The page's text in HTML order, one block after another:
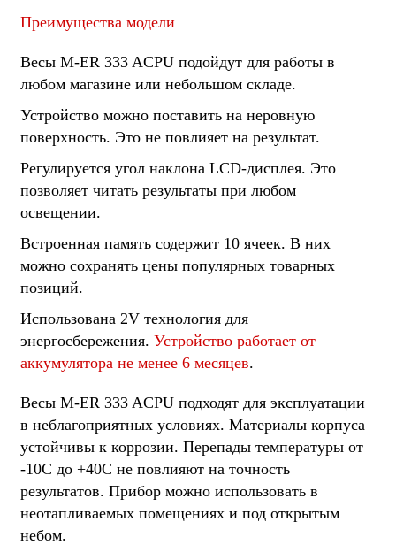
Преимущества модели
Весы M-ER 333 ACPU подойдут для работы в
любом магазине или небольшом складе.
Устройство можно поставить на неровную
поверхность. Это не повлияет на результат.
Регулируется угол наклона LCD-дисплея. Это
позволяет читать результаты при любом
освещении.
Встроенная память содержит 10 ячеек. В них
можно сохранять цены популярных товарных
позиций.
Использована 2V технология для
энергосбережения. Устройство работает от
аккумулятора не менее 6 месяцев.
Весы M-ER 333 ACPU подходят для эксплуатации
в неблагоприятных условиях. Материалы корпуса
устойчивы к коррозии. Перепады температуры от
-10С до +40С не повлияют на точность
результатов. Прибор можно использовать в
неотапливаемых помещениях и под открытым
небом.